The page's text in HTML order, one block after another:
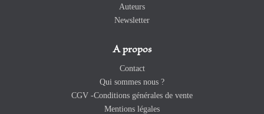
Auteurs
Newsletter
A propos
Contact
Qui sommes nous ?
CGV -Conditions générales de vente
Mentions légales